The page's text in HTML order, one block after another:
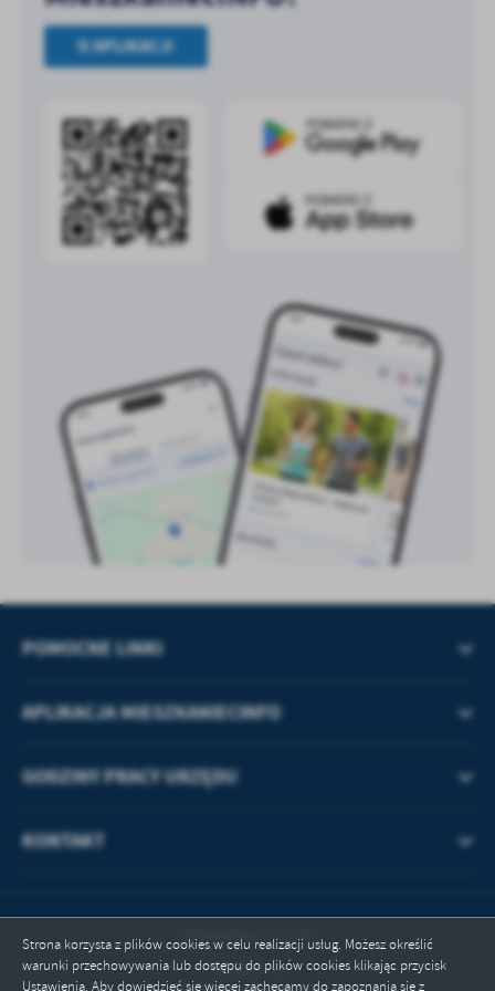
Strona korzysta z plików cookies w celu realizacji usług. Możesz określić
warunki przechowywania lub dostępu do plików cookies klikając przycisk
Ustawienia. Aby dowiedzieć się więcej zachęcamy do zapoznania się z
treści w postaci wiadomości, ofert, komunikatów mediów
społecznościowych.
O APLIKACJI
POMOCNE LINKI
APLIKACJA MIESZKANIECINFO
GODZINY PRACY URZĘDU
KONTAKT
Odwiedzin: 271147
Online: 1